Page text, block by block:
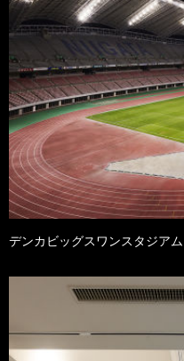
デンカビッグスワンスタジアム